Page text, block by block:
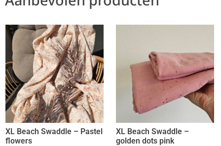
XL Beach Swaddle – Pastel
flowers
XL Beach Swaddle –
golden dots pink